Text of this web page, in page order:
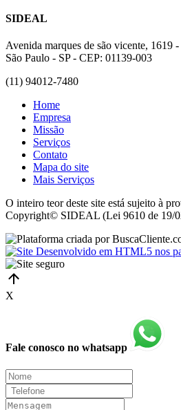
SIDEAL
Avenida marques de são vicente, 1619
São Paulo - SP - CEP: 01139-003
(11) 94012-7480
Home
Empresa
Missão
Serviços
Contato
Mapa do site
Mais Serviços
O inteiro teor deste site está sujeito à
Copyright© SIDEAL (Lei 9610 de 19/
X
Fale conosco no whatsapp